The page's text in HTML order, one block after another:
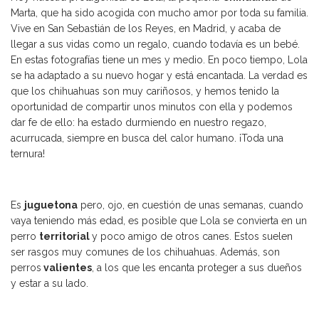
Marta, que ha sido acogida con mucho amor por toda su familia.
Vive en San Sebastián de los Reyes, en Madrid, y acaba de
llegar a sus vidas como un regalo, cuando todavía es un bebé.
En estas fotografías tiene un mes y medio. En poco tiempo, Lola
se ha adaptado a su nuevo hogar y está encantada. La verdad es
que los chihuahuas son muy cariñosos, y hemos tenido la
oportunidad de compartir unos minutos con ella y podemos
dar fe de ello: ha estado durmiendo en nuestro regazo,
acurrucada, siempre en busca del calor humano. ¡Toda una
ternura!
Es juguetona pero, ojo, en cuestión de unas semanas, cuando
vaya teniendo más edad, es posible que Lola se convierta en un
perro territorialy poco amigo de otros canes. Estos suelen
ser rasgos muy comunes de los chihuahuas. Además, son
perros valientes, a los que les encanta proteger a sus dueños
y estar a su lado.